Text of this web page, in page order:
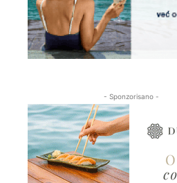
- Sponzorisano -